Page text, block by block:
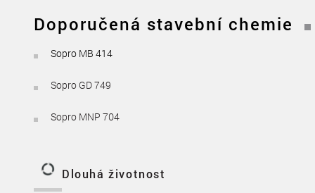
Doporučená stavební chemie
Sopro MB 414
Sopro GD 749
Sopro MNP 704
Dlouhá životnost